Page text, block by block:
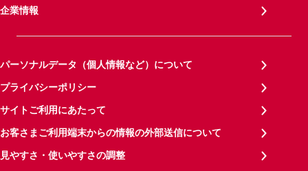
企業情報
パーソナルデータ（個人情報など）について
プライバシーポリシー
サイトご利用にあたって
お客さまご利用端末からの情報の外部送信について
見やすさ・使いやすさの調整